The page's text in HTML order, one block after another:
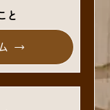
と
→